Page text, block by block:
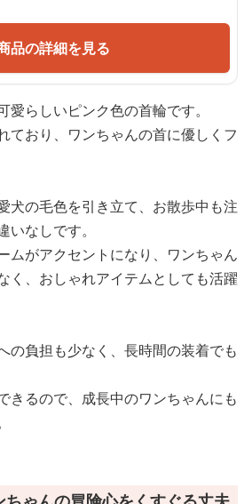
品の詳細を見る
愛らしいピンク色の首輪です。
ており、ワンちゃんの首に優しくフ
犬の毛色を引き立て、お散歩中も注
いなしです。
ムがアクセントになり、ワンちゃん
く、おしゃれアイテムとしても活躍
の負担も少なく、長時間の装着でも
きるので、成長中のワンちゃんにも